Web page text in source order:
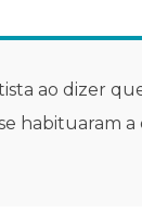
ao dizer
habituaram